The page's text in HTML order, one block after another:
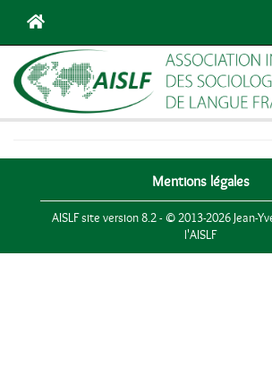
Mentions légales
AISLF site version 8.2 - © 2013-2026 Jean-
l'AISLF